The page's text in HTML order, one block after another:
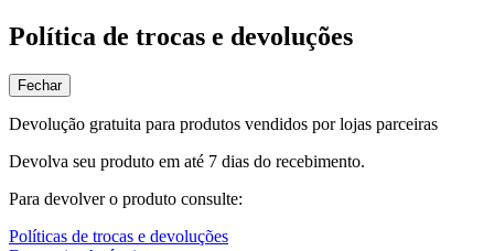
Política de trocas e devoluções
Fechar
Devolução gratuita para produtos vendidos por lojas parceiras
Devolva seu produto em até 7 dias do recebimento.
Para devolver o produto consulte:
Políticas de trocas e devoluções